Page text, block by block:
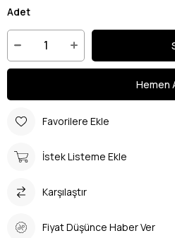
Adet
Favorilere Ekle
İstek Listeme Ekle
Karşılaştır
Fiyat Düşünce Haber Ver